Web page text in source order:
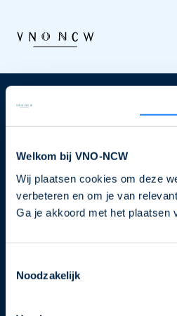
Welkom bij VNO-NCW
Wij plaatsen cookies om deze
verbeteren en om je van
Ga je akkoord met het plaatsen
Noodzakelijk
Nieuwsbrief
je nu in voor de VNO-NCW
Schrijf je in
Direct naar
Ons verhaal